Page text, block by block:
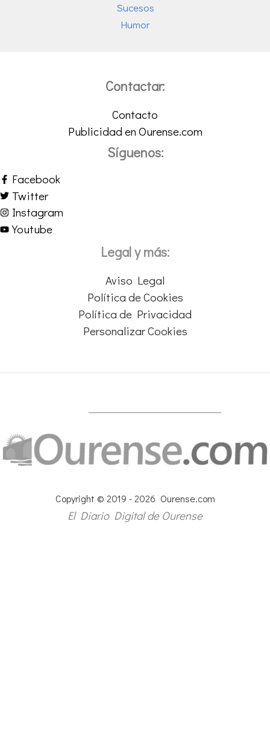
Sucesos
Humor
Contactar:
Contacto
Publicidad en Ourense.com
Síguenos:
Facebook
Twitter
Instagram
Youtube
Legal y más:
Aviso Legal
Política de Cookies
Política de Privacidad
Personalizar Cookies
Copyright © 2019 - 2026 Ourense.com
El Diario Digital de Ourense